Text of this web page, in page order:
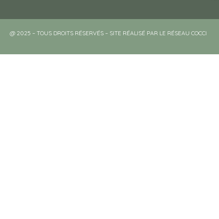
@ 2025 – TOUS DROITS RÉSERVÉS – SITE RÉALISÉ PAR LE RÉSEAU COCCI